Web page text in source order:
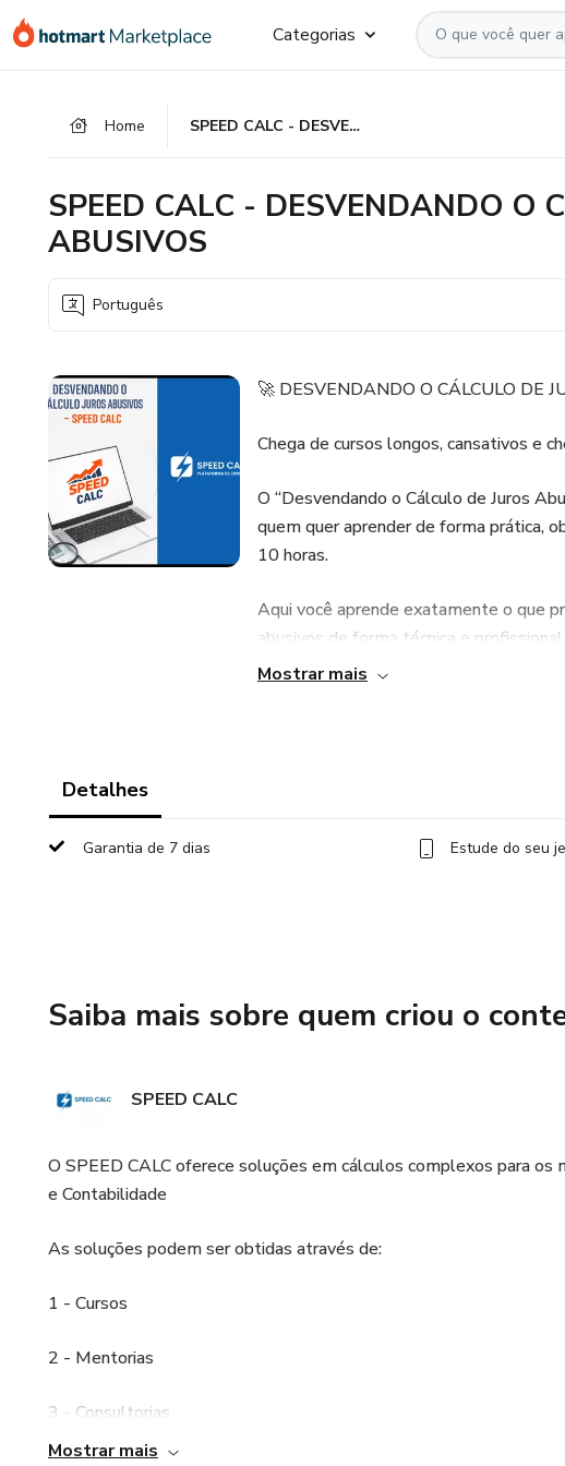
para
para
para
Categorias
Home SPEED CALC - DESVENDANDO O CÁLCULO DE JUROS ABUSIVOS
SPEED CALC - DESVENDANDO O
ABUSIVOS
Português
🚀 DESVENDANDO O CÁLCULO DE
Chega de cursos longos, cansativos e
O “Desvendando o Cálculo de Juros
quem quer aprender de forma prática,
10 horas.
Aqui você aprende exatamente o que
abusivos de forma técnica e profissional.
✅ Documento pronto para juntar
Mostrar mais
Detalhes
Garantia de 7 dias Estude do seu
Saiba mais sobre quem criou o
SPEED CALC
O SPEED CALC oferece soluções em cálculos complexos para os
e Contabilidade
As soluções podem ser obtidas através de:
1 - Cursos
2 - Mentorias
3 - Consultorias
Mostrar mais